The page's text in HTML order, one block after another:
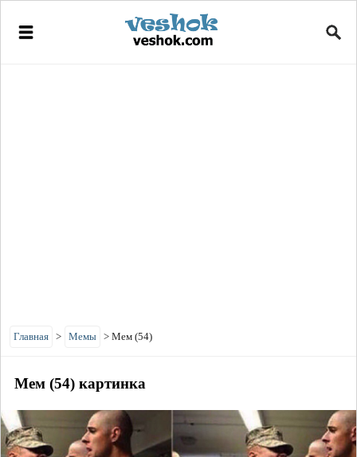
Главная > Мемы > Мем (54)
Мем (54) картинка